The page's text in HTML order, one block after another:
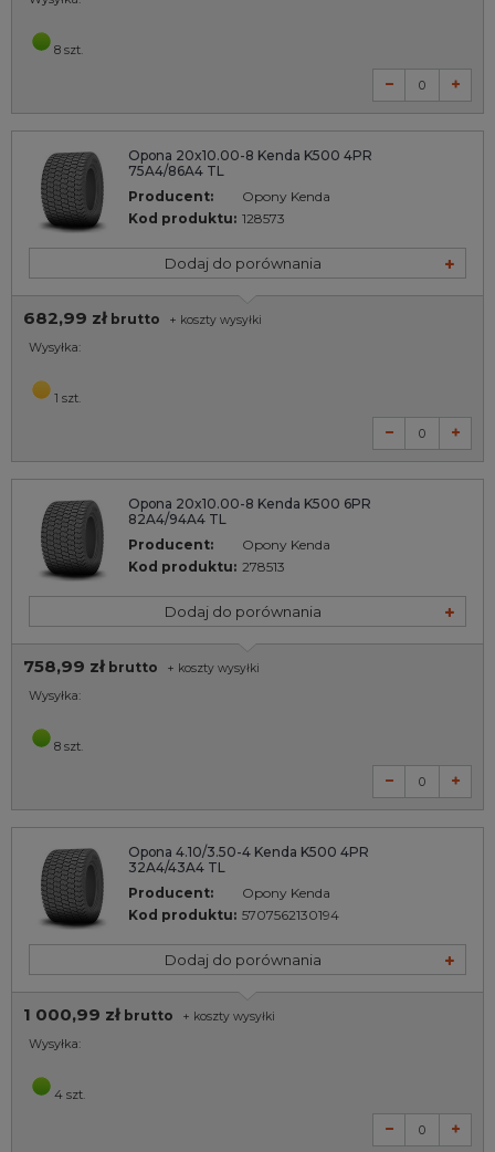
8 szt.
Opona 20x10.00-8 Kenda K500 4PR
75A4/86A4 TL
Producent:
Opony Kenda
Kod produktu: 128573
Dodaj do porównania
682,99 zł brutto + koszty wysyłki
Wysyłka:
1 szt.
Opona 20x10.00-8 Kenda K500 6PR
82A4/94A4 TL
Producent:
Opony Kenda
Kod produktu: 278513
Dodaj do porównania
758,99 zł brutto + koszty wysyłki
Wysyłka:
8 szt.
Opona 4.10/3.50-4 Kenda K500 4PR
32A4/43A4 TL
Producent:
Opony Kenda
Kod produktu: 5707562130194
Dodaj do porównania
1 000,99 zł brutto + koszty wysyłki
Wysyłka:
4 szt.